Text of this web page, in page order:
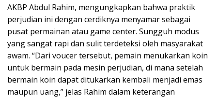
AKBP Abdul Rahim, mengungkapkan bahwa praktik
perjudian ini dengan cerdiknya menyamar sebagai
pusat permainan atau game center. Sungguh modus
yang sangat rapi dan sulit terdeteksi oleh masyarakat
awam. “Dari voucer tersebut, pemain menukarkan koin
untuk bermain pada mesin perjudian, di mana setelah
bermain koin dapat ditukarkan kembali menjadi emas
maupun uang,” jelas Rahim dalam keterangan